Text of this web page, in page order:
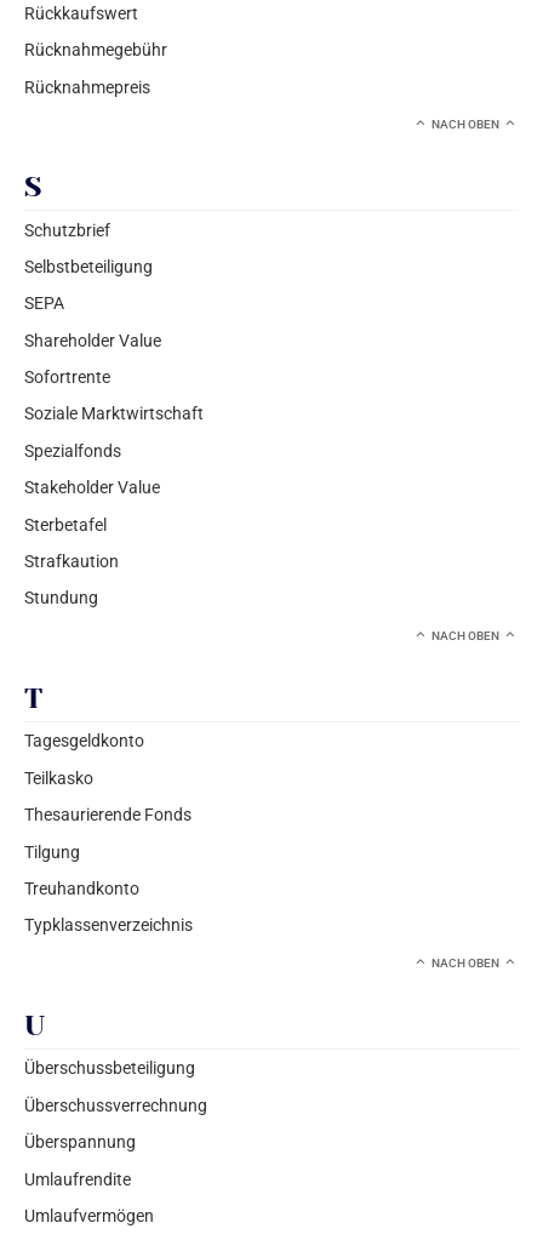
Rückkaufswert
Rücknahmegebühr
Rücknahmepreis
NACH OBEN
S
Schutzbrief
Selbstbeteiligung
SEPA
Shareholder Value
Sofortrente
Soziale Marktwirtschaft
Spezialfonds
Stakeholder Value
Sterbetafel
Strafkaution
Stundung
NACH OBEN
T
Tagesgeldkonto
Teilkasko
Thesaurierende Fonds
Tilgung
Treuhandkonto
Typklassenverzeichnis
NACH OBEN
U
Überschussbeteiligung
Überschussverrechnung
Überspannung
Umlaufrendite
Umlaufvermögen